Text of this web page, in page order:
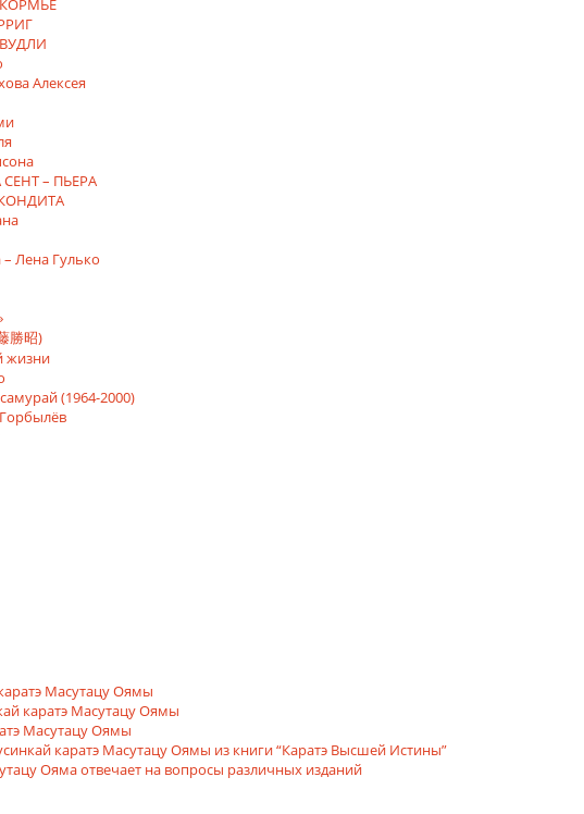
Алексея
– ПЬЕРА
Лена Гулько
勝昭)
жизни
(1964-2000)
Масутацу Оямы
каратэ Масутацу Оямы
Масутацу Оямы
каратэ Масутацу Оямы из книги “Каратэ Высшей Истины”
Ояма отвечает на вопросы различных изданий